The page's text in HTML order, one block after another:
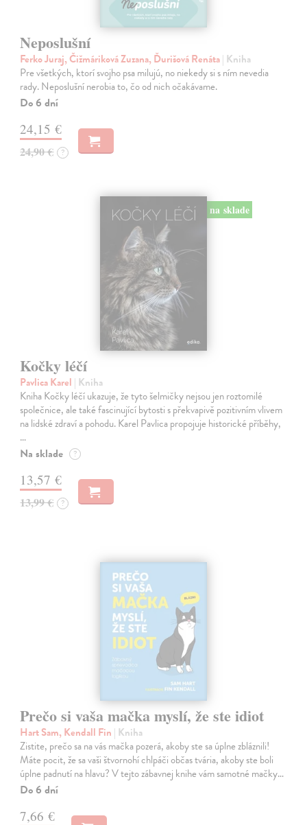
Neposlušní
Ferko Juraj, Čižmáriková Zuzana, Ďurišová Renáta| Kniha
Pre všetkých, ktorí svojho psa milujú, no niekedy si s ním nevedia
rady. Neposlušní nerobia to, čo od nich očakávame.
Do 6 dní
24,15 €
24,90 € ?
na sklade
Kočky léčí
Pavlica Karel | Kniha
Kniha Kočky léčí ukazuje, že tyto šelmičky nejsou jen roztomilé
společnice, ale také fascinující bytosti s překvapivě pozitivním vlivem
na lidské zdraví a pohodu. Karel Pavlica propojuje historické příběhy,
…
Na sklade ?
13,57 €
13,99 € ?
Prečo si vaša mačka myslí, že ste idiot
Hart Sam, Kendall Fin | Kniha
Zistite, prečo sa na vás mačka pozerá, akoby ste sa úplne zbláznili!
Máte pocit, že sa vaši štvornohí chlpáči občas tvária, akoby ste boli
úplne padnutí na hlavu? V tejto zábavnej knihe vám samotné mačky…
Do 6 dní
7,66 €